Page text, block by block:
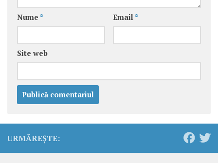
Nume * Email *
Site web
URMĂREȘTE: